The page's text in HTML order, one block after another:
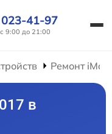
41-97
9:00 до 21:00
Ремонт iMac
в